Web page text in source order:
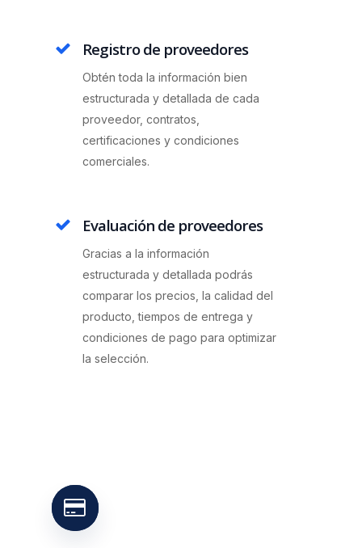
Registro de proveedores
Obtén toda la información bien
estructurada y detallada de cada
proveedor, contratos,
certificaciones y condiciones
comerciales.
Evaluación de proveedores
Gracias a la información
estructurada y detallada podrás
comparar los precios, la calidad del
producto, tiempos de entrega y
condiciones de pago para optimizar
la selección.